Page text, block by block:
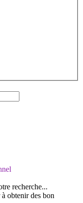
recherche...
obtenir des bon